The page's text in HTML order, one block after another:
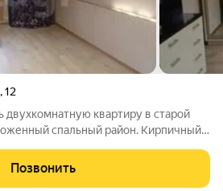
,12
двухкомнатную квартиру в старой
детский сад, парк, озеро, все
Позвонить